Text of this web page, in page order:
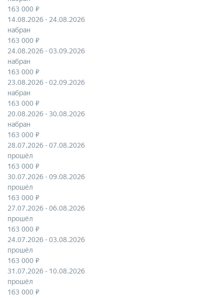
163 000 ₽
14.08.2026 - 24.08.2026
набран
163 000 ₽
24.08.2026 - 03.09.2026
набран
163 000 ₽
23.08.2026 - 02.09.2026
набран
163 000 ₽
20.08.2026 - 30.08.2026
набран
163 000 ₽
28.07.2026 - 07.08.2026
прошёл
163 000 ₽
30.07.2026 - 09.08.2026
прошёл
163 000 ₽
27.07.2026 - 06.08.2026
прошёл
163 000 ₽
24.07.2026 - 03.08.2026
прошёл
163 000 ₽
31.07.2026 - 10.08.2026
прошёл
163 000 ₽